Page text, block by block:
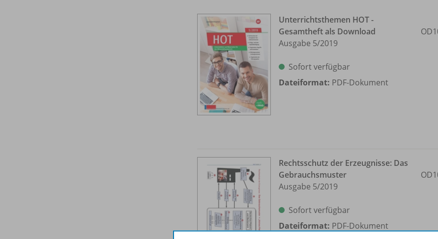
Unterrichtsthemen HOT -
Gesamtheft als Download
Ausgabe 5/2019
Sofort verfügbar
Dateiformat: PDF-Dokument
Rechtsschutz der Erzeugnisse: Das
Gebrauchsmuster
Ausgabe 5/2019
Sofort verfügbar
Dateiformat: PDF-Dokument